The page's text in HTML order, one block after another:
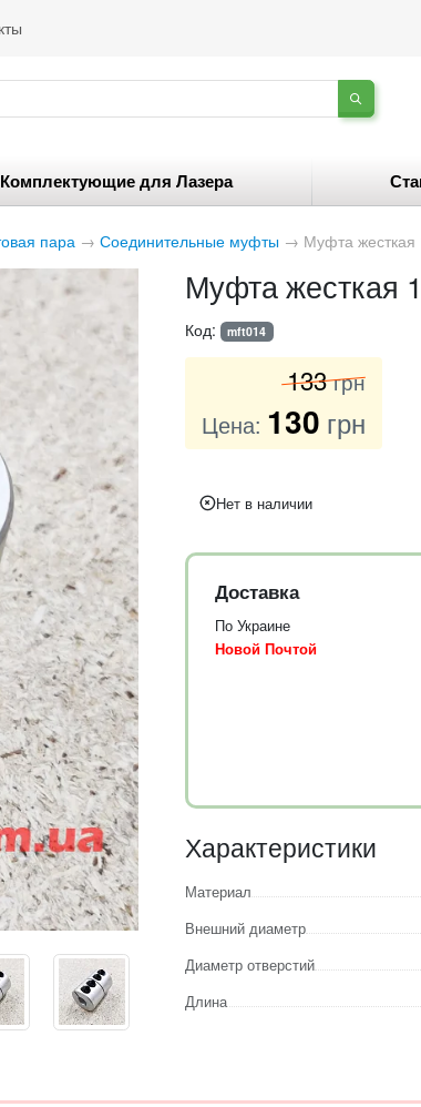
Комплектующие для Лазера
пара → Соединительные муфты → Муфта
Муфта жесткая
Код: mft014
133 грн
Цена: 130 грн
Нет в наличии
Доставка
По Украине
Новой Почтой
Характеристики
Материал
Внешний диаметр
Диаметр отверстий
Длина